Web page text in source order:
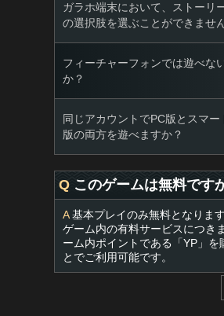
ガラホ端末において、ストーリ
の選択肢を選ぶことができませ
フィーチャーフォンでは遊べな
か？
同じアカウントでPC版とスマー
版の両方を遊べますか？
Q このゲームは無料です
A基本プレイのみ無料となります
ゲーム内の有料サービスにつき
ーム内ポイントである「YP」を
とでご利用可能です。